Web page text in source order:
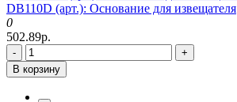
DB110D (арт.): Основание для извещателя
0
502.89р.
-
+
В корзину